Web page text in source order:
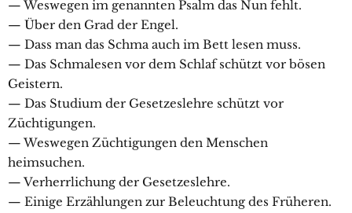
— Weswegen im genannten Psalm das Nun fehlt.
— Über den Grad der Engel.
— Dass man das Schma auch im Bett lesen muss.
— Das Schmalesen vor dem Schlaf schützt vor bösen
Geistern.
— Das Studium der Gesetzeslehre schützt vor
Züchtigungen.
— Weswegen Züchtigungen den Menschen
heimsuchen.
— Verherrlichung der Gesetzeslehre.
— Einige Erzählungen zur Beleuchtung des Früheren.